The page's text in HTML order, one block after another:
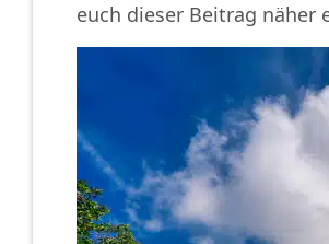
euch dieser Beitrag näher